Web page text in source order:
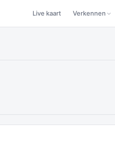
Live kaart Verkennen